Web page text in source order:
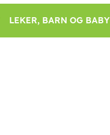
LEKER, BARN OG BABY